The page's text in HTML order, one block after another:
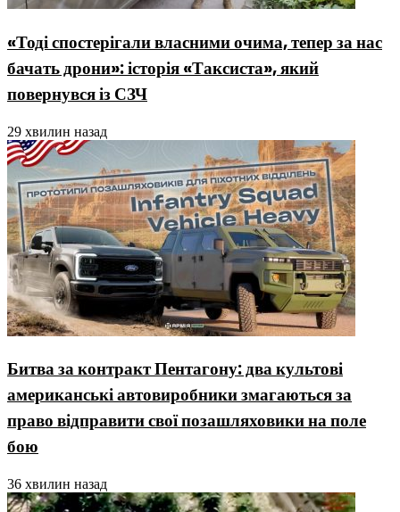
«Тоді спостерігали власними очима, тепер за нас
бачать дрони»: історія «Таксиста», який
повернувся із СЗЧ
29 хвилин назад
Битва за контракт Пентагону: два культові
американські автовиробники змагаються за
право відправити свої позашляховики на поле
бою
36 хвилин назад